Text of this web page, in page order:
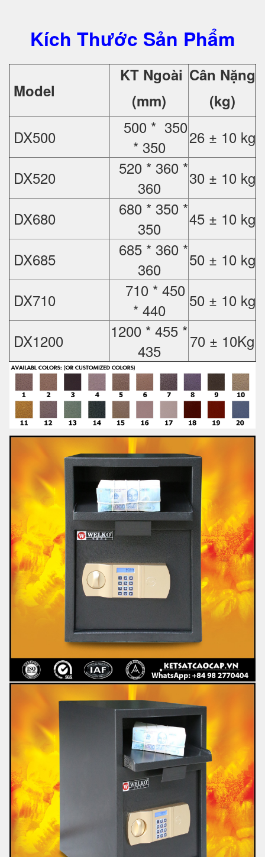
Kích Thước Sản Phẩm
Model
KT Ngoài
(mm)
Cân Nặng
(kg)
DX500
500 * 350
* 350
26 ± 10 kg
DX520
520 * 360 *
360
30 ± 10 kg
DX680
680 * 350 *
350
45 ± 10 kg
DX685
685 * 360 *
360
50 ± 10 kg
DX710
710 * 450
* 440
50 ± 10 kg
DX1200
1200 * 455 *
435
70 ± 10Kg